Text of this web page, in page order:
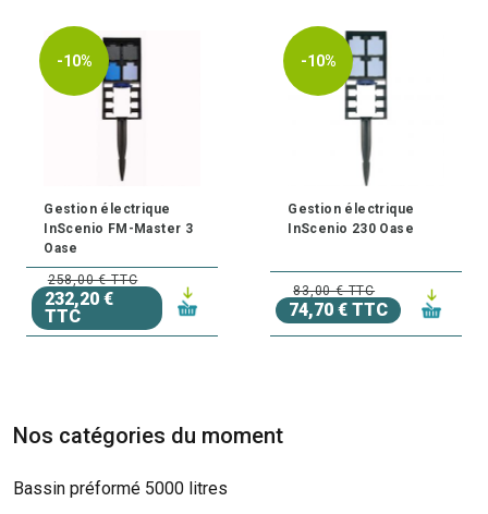
-10%
Gestion électrique
InScenio FM-Master 3
Oase
258,00 € TTC
232,20 €
TTC
-10%
Gestion électrique
InScenio 230 Oase
83,00 € TTC
74,70 € TTC
Nos catégories du moment
Bassin préformé 5000 litres